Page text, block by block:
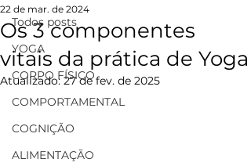
Todos posts
YOGA
CORPO FÍSICO
COMPORTAMENTAL
COGNIÇÃO
ALIMENTAÇÃO
Os 3 componentes
vitais da prática de Yoga
22 de mar. de 2024
Atualizado:27 de fev. de 2025